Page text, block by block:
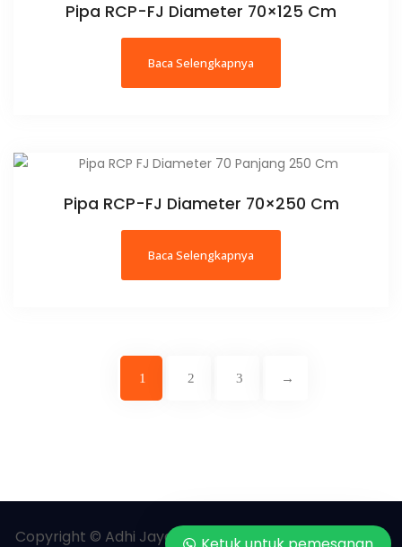
Pipa RCP-FJ Diameter 70×125 Cm
Baca Selengkapnya
Pipa RCP-FJ Diameter 70×250 Cm
Baca Selengkapnya
1 2 3 →
Copyright © Adhi Jaya Readymix | All rights reserved.